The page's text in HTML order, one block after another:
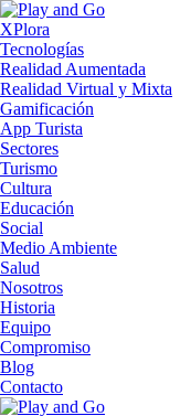
XPlora
Tecnologías
Realidad Aumentada
Realidad Virtual y Mixta
Gamificación
App Turista
Sectores
Turismo
Cultura
Educación
Social
Medio Ambiente
Salud
Nosotros
Historia
Equipo
Compromiso
Blog
Contacto